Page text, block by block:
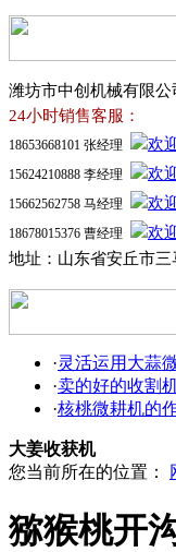
潍坊市中创机械有限公
24小时销售客服：
18653668101 张经理
15624210888 李经理
15662562758 马经理
18678015376 曹经理
地址：山东省安丘市三
·灵活运用大蒜
·卖的好的收割
·核桃微耕机的
大姜收获机
您当前所在的位置：
猕猴桃开